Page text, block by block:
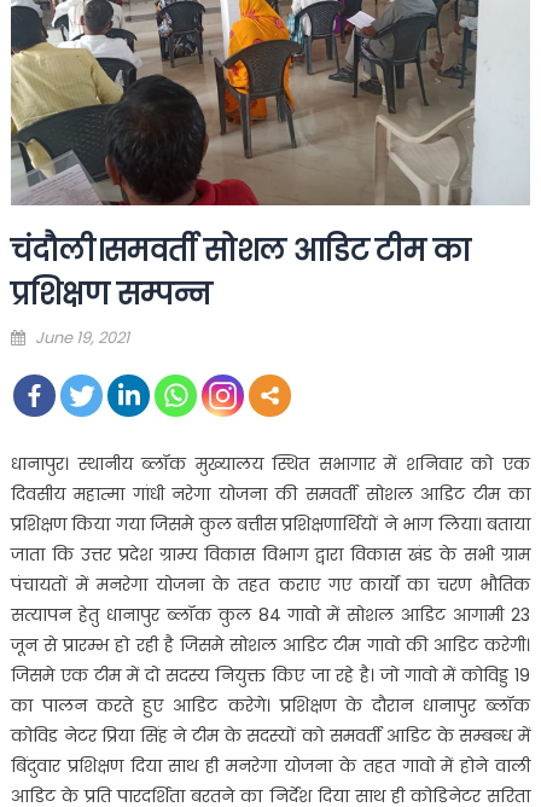
चंदौली।समवर्ती सोशल आडिट टीम का
प्रशिक्षण सम्पन्न
Posted
June 19, 2021
धानापुर। स्थानीय ब्लॉक मुख्यालय स्थित सभागार में शनिवार को एक
दिवसीय महात्मा गांधी नरेगा योजना की समवर्ती सोशल आडिट टीम का
प्रशिक्षण किया गया जिसमे कुल बत्तीस प्रशिक्षणार्थियों ने भाग लिया। बताया
जाता कि उत्तर प्रदेश ग्राम्य विकास विभाग द्वारा विकास खंड के सभी ग्राम
पंचायतों में मनरेगा योजना के तहत कराए गए कार्यों का चरण भौतिक
सत्यापन हेतु धानापुर ब्लॉक कुल 84 गावो में सोशल आडिट आगामी 23
जून से प्रारम्भ हो रही है जिसमे सोशल आडिट टीम गावो की आडिट करेगी।
जिसमे एक टीम में दो सदस्य नियुक्त किए जा रहे है। जो गावो में कोविड्ड 19
का पालन करते हुए आडिट करेगे। प्रशिक्षण के दौरान धानापुर ब्लॉक
कोविड नेटर प्रिया सिंह ने टीम के सदस्यों को समवर्ती आडिट के सम्बन्ध में
बिंदुवार प्रशिक्षण दिया साथ ही मनरेगा योजना के तहत गावो में होने वाली
आडिट के प्रति पारदर्शिता बरतने का निर्देश दिया साथ ही कोडिनेटर सरिता